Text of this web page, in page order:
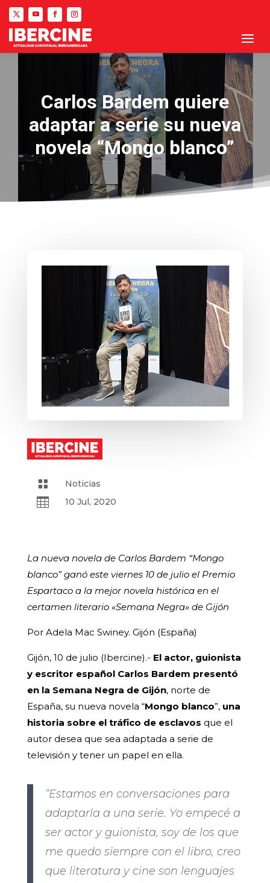
Carlos Bardem quiere
adaptar a serie su nueva
novela “Mongo blanco”
 Noticias
 10 Jul, 2020
La nueva novela de Carlos Bardem “Mongo
blanco” ganó este viernes 10 de julio el Premio
Espartaco a la mejor novela histórica en el
certamen literario «Semana Negra» de Gijón
Por Adela Mac Swiney. Gijón (España)
Gijón, 10 de julio (Ibercine).- El actor, guionista
y escritor español Carlos Bardem presentó
en la Semana Negra de Gijón, norte de
España, su nueva novela “Mongo blanco”, una
historia sobre el tráfico de esclavos que el
autor desea que sea adaptada a serie de
televisión y tener un papel en ella.
“Estamos en conversaciones para
adaptarla a una serie. Yo empecé a
ser actor y guionista, soy de los que
me quedo siempre con el libro, creo
que literatura y cine son lenguajes